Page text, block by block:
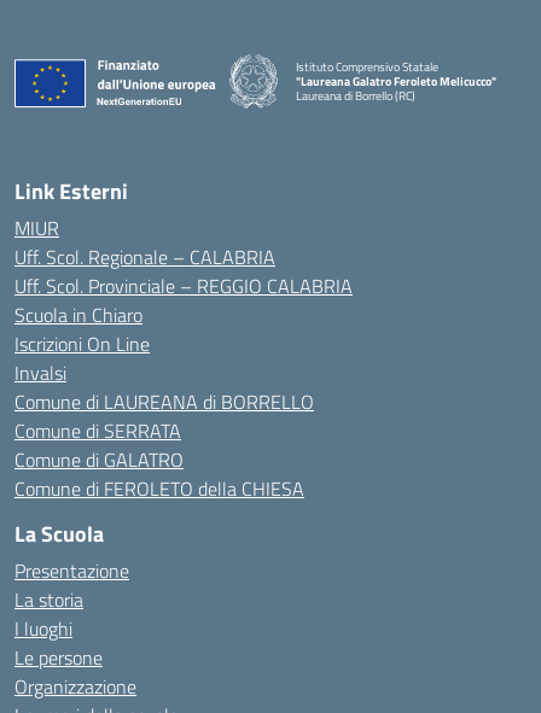
Istituto Comprensivo Statale
"Laureana Galatro Feroleto Melicucco"
Laureana di Borrello (RC)
Link Esterni
MIUR
Uff. Scol. Regionale – CALABRIA
Uff. Scol. Provinciale – REGGIO CALABRIA
Scuola in Chiaro
Iscrizioni On Line
Invalsi
Comune di LAUREANA di BORRELLO
Comune di SERRATA
Comune di GALATRO
Comune di FEROLETO della CHIESA
La Scuola
Presentazione
La storia
I luoghi
Le persone
Organizzazione